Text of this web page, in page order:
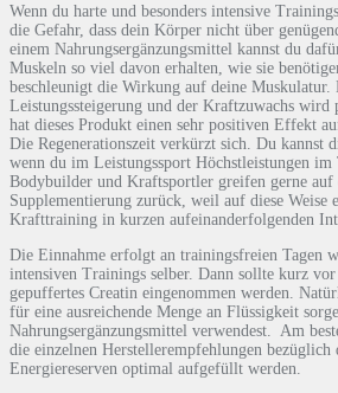
Wenn du harte und besonders intensive
die Gefahr, dass dein Körper nicht über
einem Nahrungsergänzungsmittel kannst du
Muskeln so viel davon erhalten, wie sie
beschleunigt die Wirkung auf deine Muskulatur.
Leistungssteigerung und der Kraftzuwachs wird
hat dieses Produkt einen sehr positiven Effekt
Die Regenerationszeit verkürzt sich. Du kannst
wenn du im Leistungssport Höchstleistungen im
Bodybuilder und Kraftsportler greifen gerne auf
Supplementierung zurück, weil auf diese Weise
Krafttraining in kurzen aufeinanderfolgenden
Die Einnahme erfolgt an trainingsfreien Tagen
intensiven Trainings selber. Dann sollte kurz
gepuffertes Creatin eingenommen werden.
für eine ausreichende Menge an Flüssigkeit
Nahrungsergänzungsmittel verwendest. Am
die einzelnen Herstellerempfehlungen
Energiereserven optimal aufgefüllt werden.